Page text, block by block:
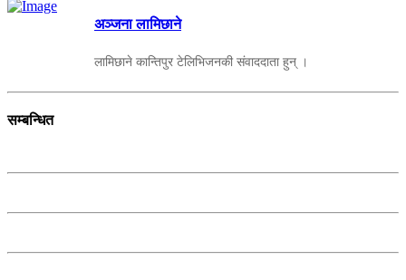
अञ्जना लामिछाने
लामिछाने कान्तिपुर टेलिभिजनकी संवाददाता हुन् ।
सम्बन्धित